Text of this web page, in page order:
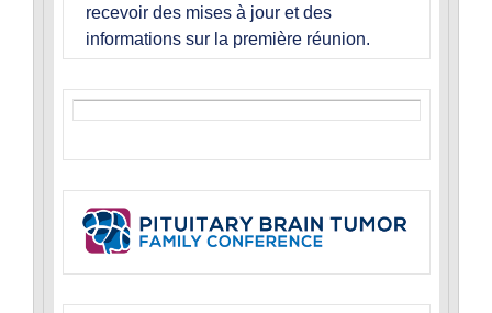
recevoir des mises à jour et des
informations sur la première réunion.